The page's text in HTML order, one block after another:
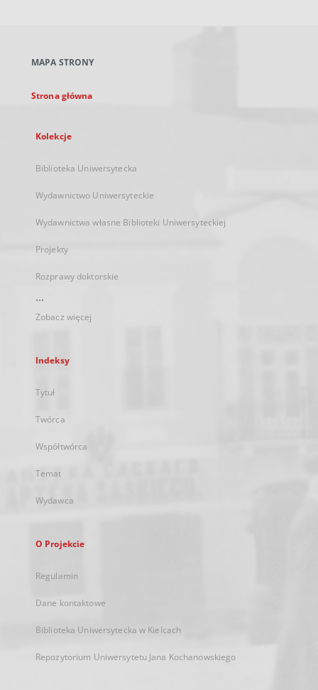
karcie
MAPA STRONY
Strona główna
Kolekcje
Biblioteka Uniwersytecka
Wydawnictwo Uniwersyteckie
Wydawnictwa własne Biblioteki Uniwersyteckiej
Projekty
Rozprawy doktorskie
...
Zobacz więcej
Indeksy
Tytuł
Twórca
Współtwórca
Temat
Wydawca
O Projekcie
Regulamin
Dane kontaktowe
Biblioteka Uniwersytecka w Kielcach
Repozytorium Uniwersytetu Jana Kochanowskiego